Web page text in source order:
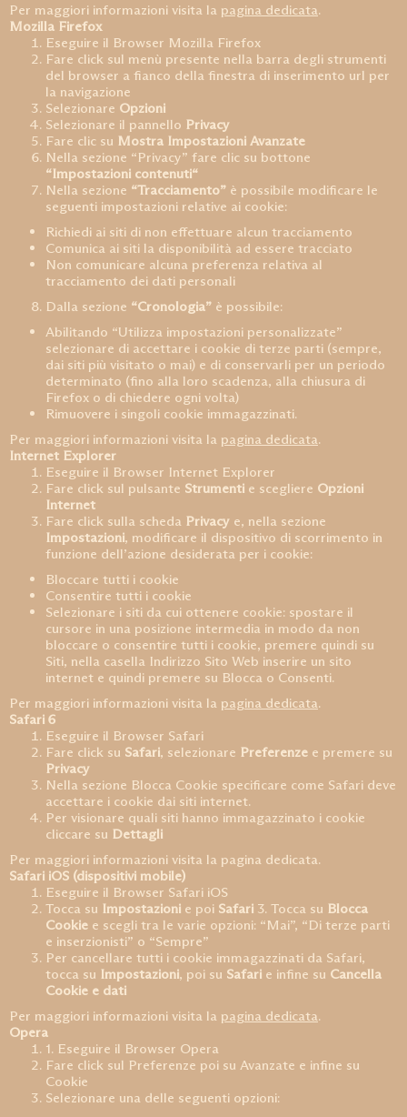
Per maggiori informazioni visita la pagina dedicata.
Mozilla Firefox
Eseguire il Browser Mozilla Firefox
Fare click sul menù presente nella barra degli strumenti
del browser a fianco della finestra di inserimento url per
la navigazione
Selezionare Opzioni
Selezionare il pannello Privacy
Fare clic su Mostra Impostazioni Avanzate
Nella sezione “Privacy” fare clic su bottone
“Impostazioni contenuti“
Nella sezione “Tracciamento” è possibile modificare le
seguenti impostazioni relative ai cookie:
Richiedi ai siti di non effettuare alcun tracciamento
Comunica ai siti la disponibilità ad essere tracciato
Non comunicare alcuna preferenza relativa al
tracciamento dei dati personali
Dalla sezione “Cronologia” è possibile:
Abilitando “Utilizza impostazioni personalizzate”
selezionare di accettare i cookie di terze parti (sempre,
dai siti più visitato o mai) e di conservarli per un periodo
determinato (fino alla loro scadenza, alla chiusura di
Firefox o di chiedere ogni volta)
Rimuovere i singoli cookie immagazzinati.
Per maggiori informazioni visita la pagina dedicata.
Internet Explorer
Eseguire il Browser Internet Explorer
Fare click sul pulsante Strumenti e scegliere Opzioni
Internet
Fare click sulla scheda Privacy e, nella sezione
Impostazioni, modificare il dispositivo di scorrimento in
funzione dell’azione desiderata per i cookie:
Bloccare tutti i cookie
Consentire tutti i cookie
Selezionare i siti da cui ottenere cookie: spostare il
cursore in una posizione intermedia in modo da non
bloccare o consentire tutti i cookie, premere quindi su
Siti, nella casella Indirizzo Sito Web inserire un sito
internet e quindi premere su Blocca o Consenti.
Per maggiori informazioni visita la pagina dedicata.
Safari 6
Eseguire il Browser Safari
Fare click su Safari, selezionare Preferenze e premere su
Privacy
Nella sezione Blocca Cookie specificare come Safari deve
accettare i cookie dai siti internet.
Per visionare quali siti hanno immagazzinato i cookie
cliccare su Dettagli
Per maggiori informazioni visita la pagina dedicata.
Safari iOS (dispositivi mobile)
Eseguire il Browser Safari iOS
Tocca su Impostazioni e poi Safari 3. Tocca su Blocca
Cookie e scegli tra le varie opzioni: “Mai”, “Di terze parti
e inserzionisti” o “Sempre”
Per cancellare tutti i cookie immagazzinati da Safari,
tocca su Impostazioni, poi su Safari e infine su Cancella
Cookie e dati
Per maggiori informazioni visita la pagina dedicata.
Opera
1. Eseguire il Browser Opera
Fare click sul Preferenze poi su Avanzate e infine su
Cookie
Selezionare una delle seguenti opzioni: